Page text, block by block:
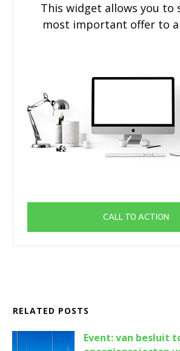
This widget allows you to
most important offer to
CALL TO ACTION
RELATED POSTS
Event: van besluit